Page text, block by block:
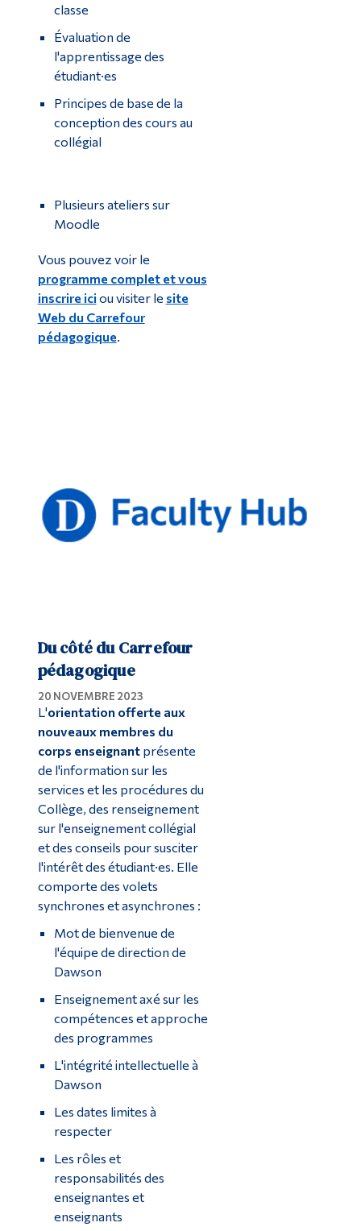
classe
Évaluation de
l'apprentissage des
étudiant·es
Principes de base de la
conception des cours au
collégial
Plusieurs ateliers sur
Moodle
Vous pouvez voir le
programme complet et vous
inscrire ici ou visiter le site
Web du Carrefour
pédagogique.
Du côté du Carrefour
pédagogique
20 NOVEMBRE 2023
L'orientation offerte aux
nouveaux membres du
corps enseignantprésente
de l'information sur les
services et les procédures du
Collège, des renseignement
sur l'enseignement collégial
et des conseils pour susciter
l'intérêt des étudiant·es. Elle
comporte des volets
synchrones et asynchrones :
Mot de bienvenue de
l'équipe de direction de
Dawson
Enseignement axé sur les
compétences et approche
des programmes
L'intégrité intellectuelle à
Dawson
Les dates limites à
respecter
Les rôles et
responsabilités des
enseignantes et
enseignants